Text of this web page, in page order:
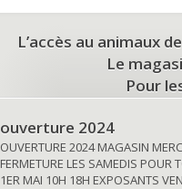
L’accès au animaux
Le
Pour
ouverture 2024
OUVERTURE 2024 MAGASIN
FERMETURE LES SAMEDIS POUR
1ER MAI 10H 18H EXPOSANTS